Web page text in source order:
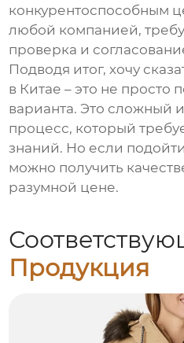
конкурентоспособным
любой компанией,
проверка и
Подводя итог, хочу
в Китае – это не просто
варианта. Это сложный
процесс, который
знаний. Но если
можно получить
разумной цене.
Продукция